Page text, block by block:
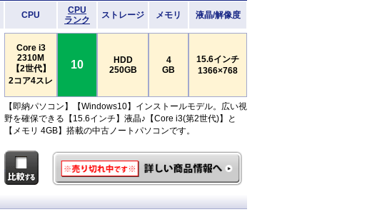
CPU
CPU
ランク
ストレージ メモリ 液晶/解像度
Core i3
2310M
【2世代】
2コア4スレ
10
HDD
250GB
4
GB
15.6インチ
1366×768
【即納パソコン】【Windows10】インストールモデル。広い視
野を確保できる【15.6インチ】液晶♪【Core i3(第2世代)】と
【メモリ 4GB】搭載の中古ノートパソコンです。